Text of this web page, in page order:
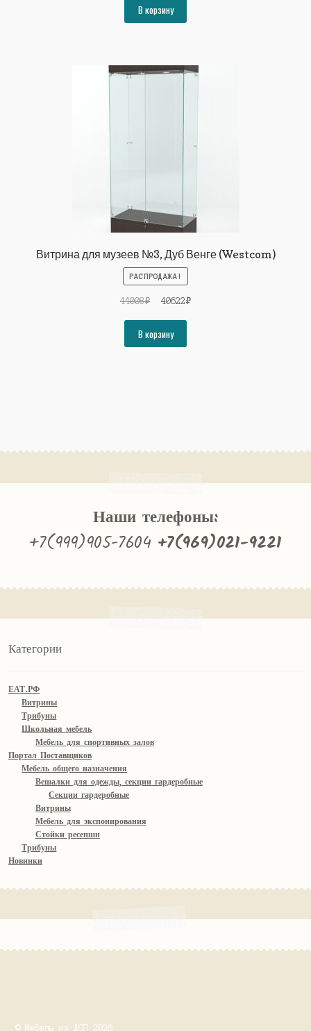
составляла
44008₽.
В корзину
Витрина для музеев №3, Дуб Венге (Westcom)
РАСПРОДАЖА!
44008₽
Первоначальная
составляла
44008₽.
40622₽Текущая
В корзину
Наши телефоны:
+7(999)905-7604 +7(969)021-9221
Категории
ЕАТ.РФ
Витрины
Трибуны
Школьная мебель
Мебель для спортивных залов
Портал Поставщиков
Мебель общего назначения
Вешалки для одежды, секции гардеробные
Секции гардеробные
Витрины
Мебель для экспонирования
Стойки ресепшн
Трибуны
Новинки
© Мебель из ДСП 2026